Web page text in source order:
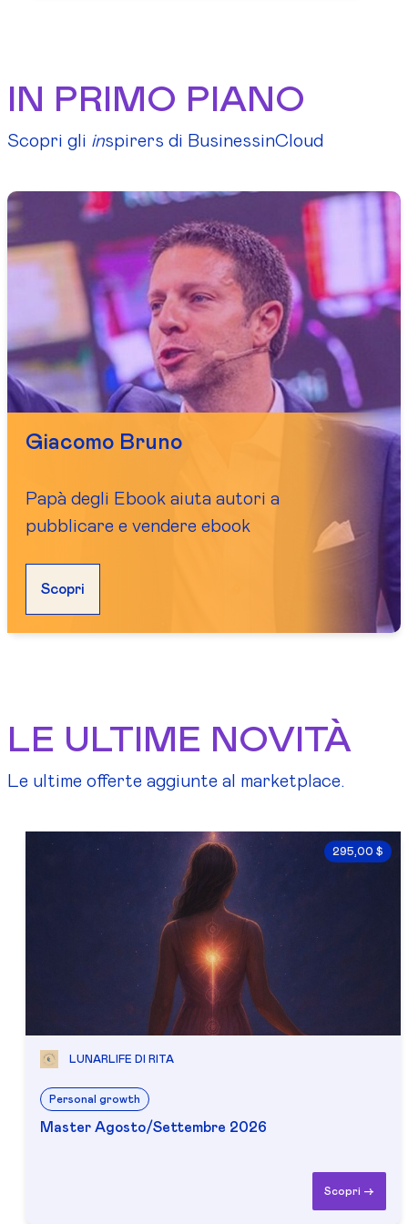
IN PRIMO PIANO
Scopri gli inspirers di BusinessinCloud
Giacomo Bruno
Papà degli Ebook aiuta autori a
pubblicare e vendere ebook
Scopri
LE ULTIME NOVITÀ
Le ultime offerte aggiunte al marketplace.
295,00 $
LUNARLIFE DI RITA
Personal growth
Master Agosto/Settembre 2026
Scopri ->